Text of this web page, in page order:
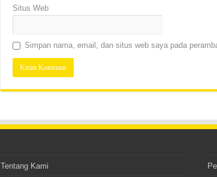
Situs Web
Simpan nama, email, dan situs web saya pada
Tentang Kami